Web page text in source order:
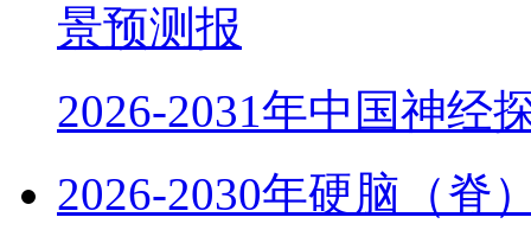
景预测报
2026-2031年中国神经
2026-2030年硬脑（脊